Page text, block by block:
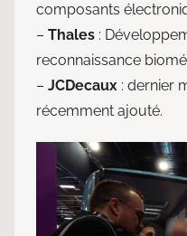
composants
– Thales :
reconnaissance
– JCDecaux : dernier
récemment ajouté.